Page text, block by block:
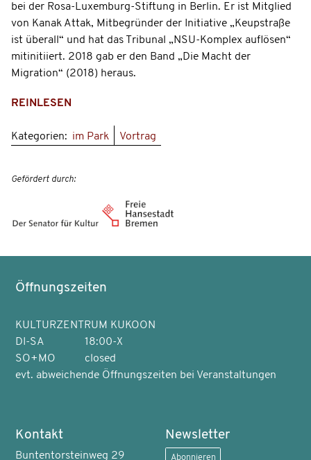
bei der Rosa-Luxemburg-Stiftung in Berlin. Er ist Mitglied
von Kanak Attak, Mitbegründer der Initiative „Keupstraße
ist überall“ und hat das Tribunal „NSU-Komplex auflösen“
mitinitiiert. 2018 gab er den Band „Die Macht der
Migration“ (2018) heraus.
REINLESEN
Kategorien: im Park Vortrag
Gefördert durch:
Öffnungszeiten
KULTURZENTRUM KUKOON
DI-SA
18:00-X
SO+MO
closed
evt. abweichende Öffnungszeiten bei Veranstaltungen
Kontakt
Buntentorsteinweg 29
Newsletter
Abonnieren